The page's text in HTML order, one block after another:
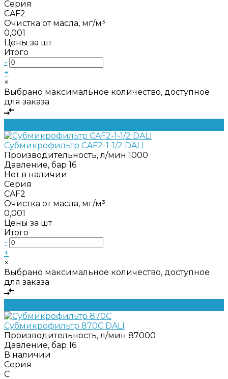
Серия
CAF2
Очистка от масла, мг/м³
0,001
Цены за шт
Итого
-
+
×
Выбрано максимальное количество, доступное
для заказа
Субмикрофильтр CAF2-1-1/2 DALI
Производительность, л/мин 1000
Давление, бар 16
Нет в наличии
Серия
CAF2
Очистка от масла, мг/м³
0,001
Цены за шт
Итого
-
+
×
Выбрано максимальное количество, доступное
для заказа
Субмикрофильтр 870C DALI
Производительность, л/мин 87000
Давление, бар 16
В наличии
Серия
C